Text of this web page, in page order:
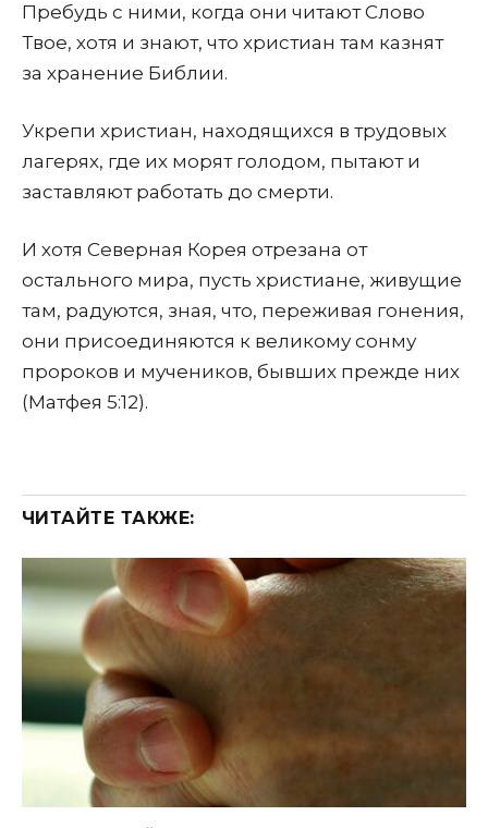
Пребудь с ними, ко­гда они читают Слово
Твое, хотя и знают, что христиан там казнят
за хранение Библии.
Укрепи христиан, находящихся в трудовых
лагерях, где их морят голодом, пытают и
заставляют работать до смерти.
И хотя Северная Корея отрезана от
остального мира, пусть христиане, живущие
там, радуются, зная, что, переживая гонения,
они присоединяются к великому сонму
пророков и мучеников, бывших прежде них
(Матфея 5:12).
ЧИТАЙТЕ ТАКЖЕ: